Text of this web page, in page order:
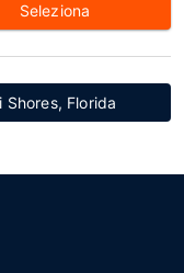
Seleziona
Florida